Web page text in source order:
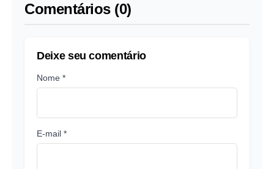
Comentários (0)
Deixe seu comentário
Nome *
E-mail *